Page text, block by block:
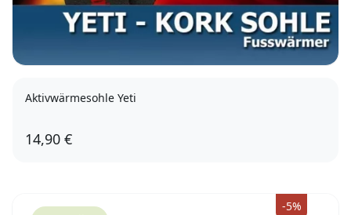
Aktivwärmesohle Yeti
14,90 €
-5%